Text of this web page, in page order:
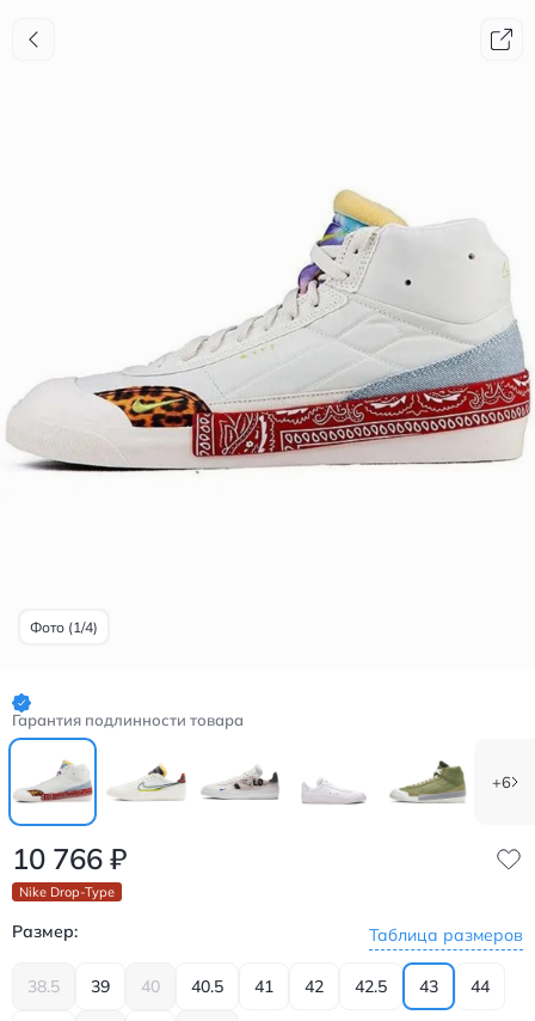
Фото (1/4)
Гарантия подлинности товара
+6
10 766 ₽
Nike Drop-Type
Размер: Таблица размеров
38.5 39 40 40.5 41 42 42.5 43 44